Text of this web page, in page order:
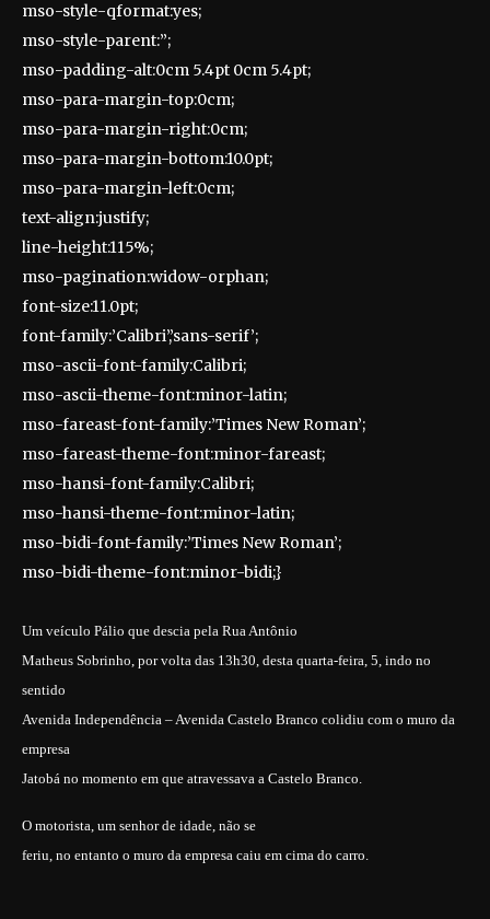
mso-style-qformat:yes;
mso-style-parent:”;
mso-padding-alt:0cm 5.4pt 0cm 5.4pt;
mso-para-margin-top:0cm;
mso-para-margin-right:0cm;
mso-para-margin-bottom:10.0pt;
mso-para-margin-left:0cm;
text-align:justify;
line-height:115%;
mso-pagination:widow-orphan;
font-size:11.0pt;
font-family:’Calibri’,’sans-serif’;
mso-ascii-font-family:Calibri;
mso-ascii-theme-font:minor-latin;
mso-fareast-font-family:’Times New Roman’;
mso-fareast-theme-font:minor-fareast;
mso-hansi-font-family:Calibri;
mso-hansi-theme-font:minor-latin;
mso-bidi-font-family:’Times New Roman’;
mso-bidi-theme-font:minor-bidi;}
Um veículo Pálio que descia pela Rua Antônio
Matheus Sobrinho, por volta das 13h30, desta quarta-feira, 5, indo no
sentido
Avenida Independência – Avenida Castelo Branco colidiu com o muro da
empresa
Jatobá no momento em que atravessava a Castelo Branco.
O motorista, um senhor de idade, não se
feriu, no entanto o muro da empresa caiu em cima do carro.